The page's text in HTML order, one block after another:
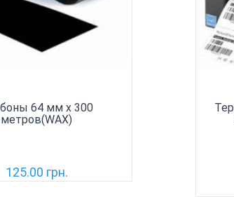
64 мм х 300
метров(WAX)
125.00 грн.